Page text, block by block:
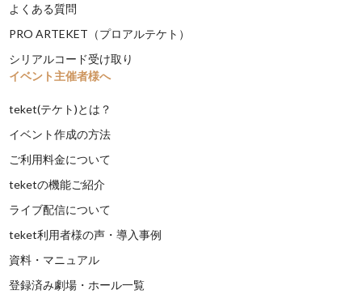
よくある質問
PRO ARTEKET（プロアルテケト）
シリアルコード受け取り
イベント主催者様へ
teket(テケト)とは？
イベント作成の方法
ご利用料金について
teketの機能ご紹介
ライブ配信について
teket利用者様の声・導入事例
資料・マニュアル
登録済み劇場・ホール一覧